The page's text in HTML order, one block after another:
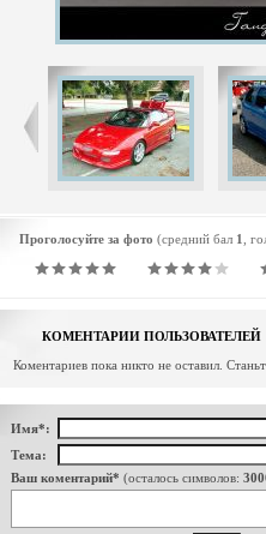
Проголосуйте за фото (средний бал 1 ,
КОМЕНТАРИИ ПОЛЬЗОВАТЕЛЕЙ
Коментариев пока никто не оставил.
Имя*:
Тема:
Ваш коментарий* (осталось символов: